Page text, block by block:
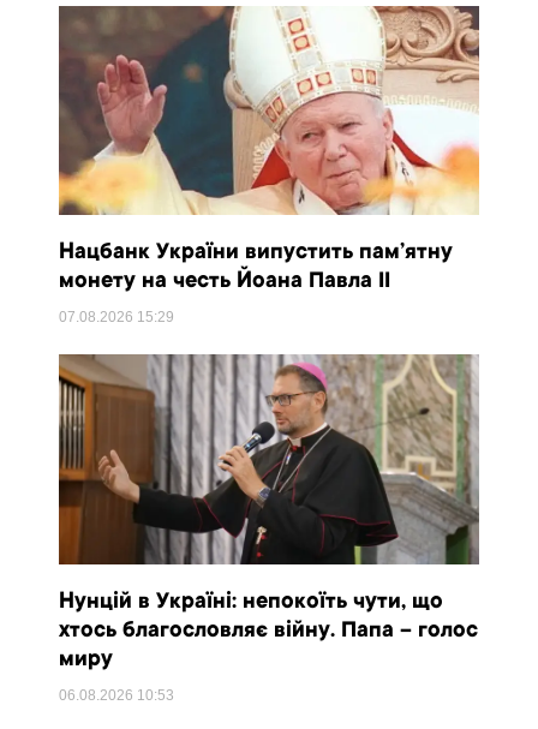
Нацбанк України випустить пам’ятну
монету на честь Йоана Павла II
07.08.2026 15:29
Нунцій в Україні: непокоїть чути, що
хтось благословляє війну. Папа – голос
миру
06.08.2026 10:53